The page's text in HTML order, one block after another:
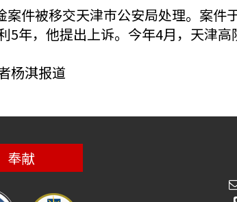
案件被移交天津巿公安局处理。案
5年，他提出上诉。今年4月，天津高
杨淇报道
奉献